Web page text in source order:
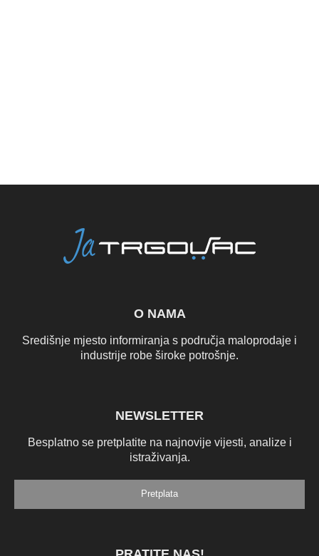
O NAMA
Središnje mjesto informiranja s područja maloprodaje i
industrije robe široke potrošnje.
NEWSLETTER
Besplatno se pretplatite na najnovije vijesti, analize i
istraživanja.
Pretplata